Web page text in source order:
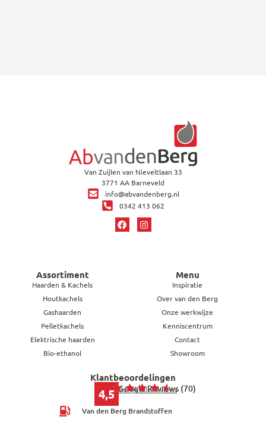
Van Zuijlen van Nieveltlaan 33
3771 AA Barneveld
info@abvandenberg.nl
0342 413 062
Assortiment
Haarden & Kachels
Houtkachels
Gashaarden
Pelletkachels
Elektrische haarden
Bio-ethanol
Menu
Inspiratie
Over van den Berg
Onze werkwijze
Kenniscentrum
Contact
Showroom
Klantbeoordelingen
4,5 Google Reviews (70)
Bekijk alle reviews
Van den Berg Brandstoffen